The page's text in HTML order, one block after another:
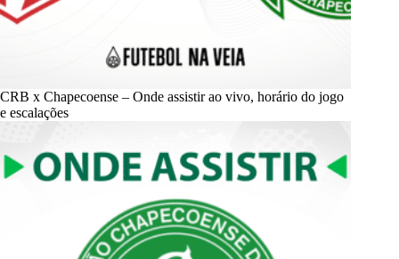
CRB x Chapecoense – Onde assistir ao vivo, horário do jogo
e escalações